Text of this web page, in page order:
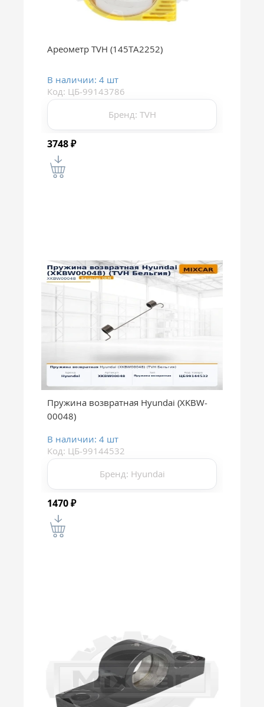
Ареометр TVH (145TA2252)
В наличии: 4 шт
Код: ЦБ-99143786
Бренд: TVH
3748₽
Пружина возвратная Hyundai (XKBW-
00048)
В наличии: 4 шт
Код: ЦБ-99144532
Бренд: Hyundai
1470₽